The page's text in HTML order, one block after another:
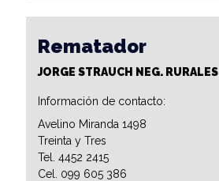
Rematador
JORGE STRAUCH NEG. RURALES
Información de contacto:
Avelino Miranda 1498
Treinta y Tres
Tel. 4452 2415
Cel. 099 605 386